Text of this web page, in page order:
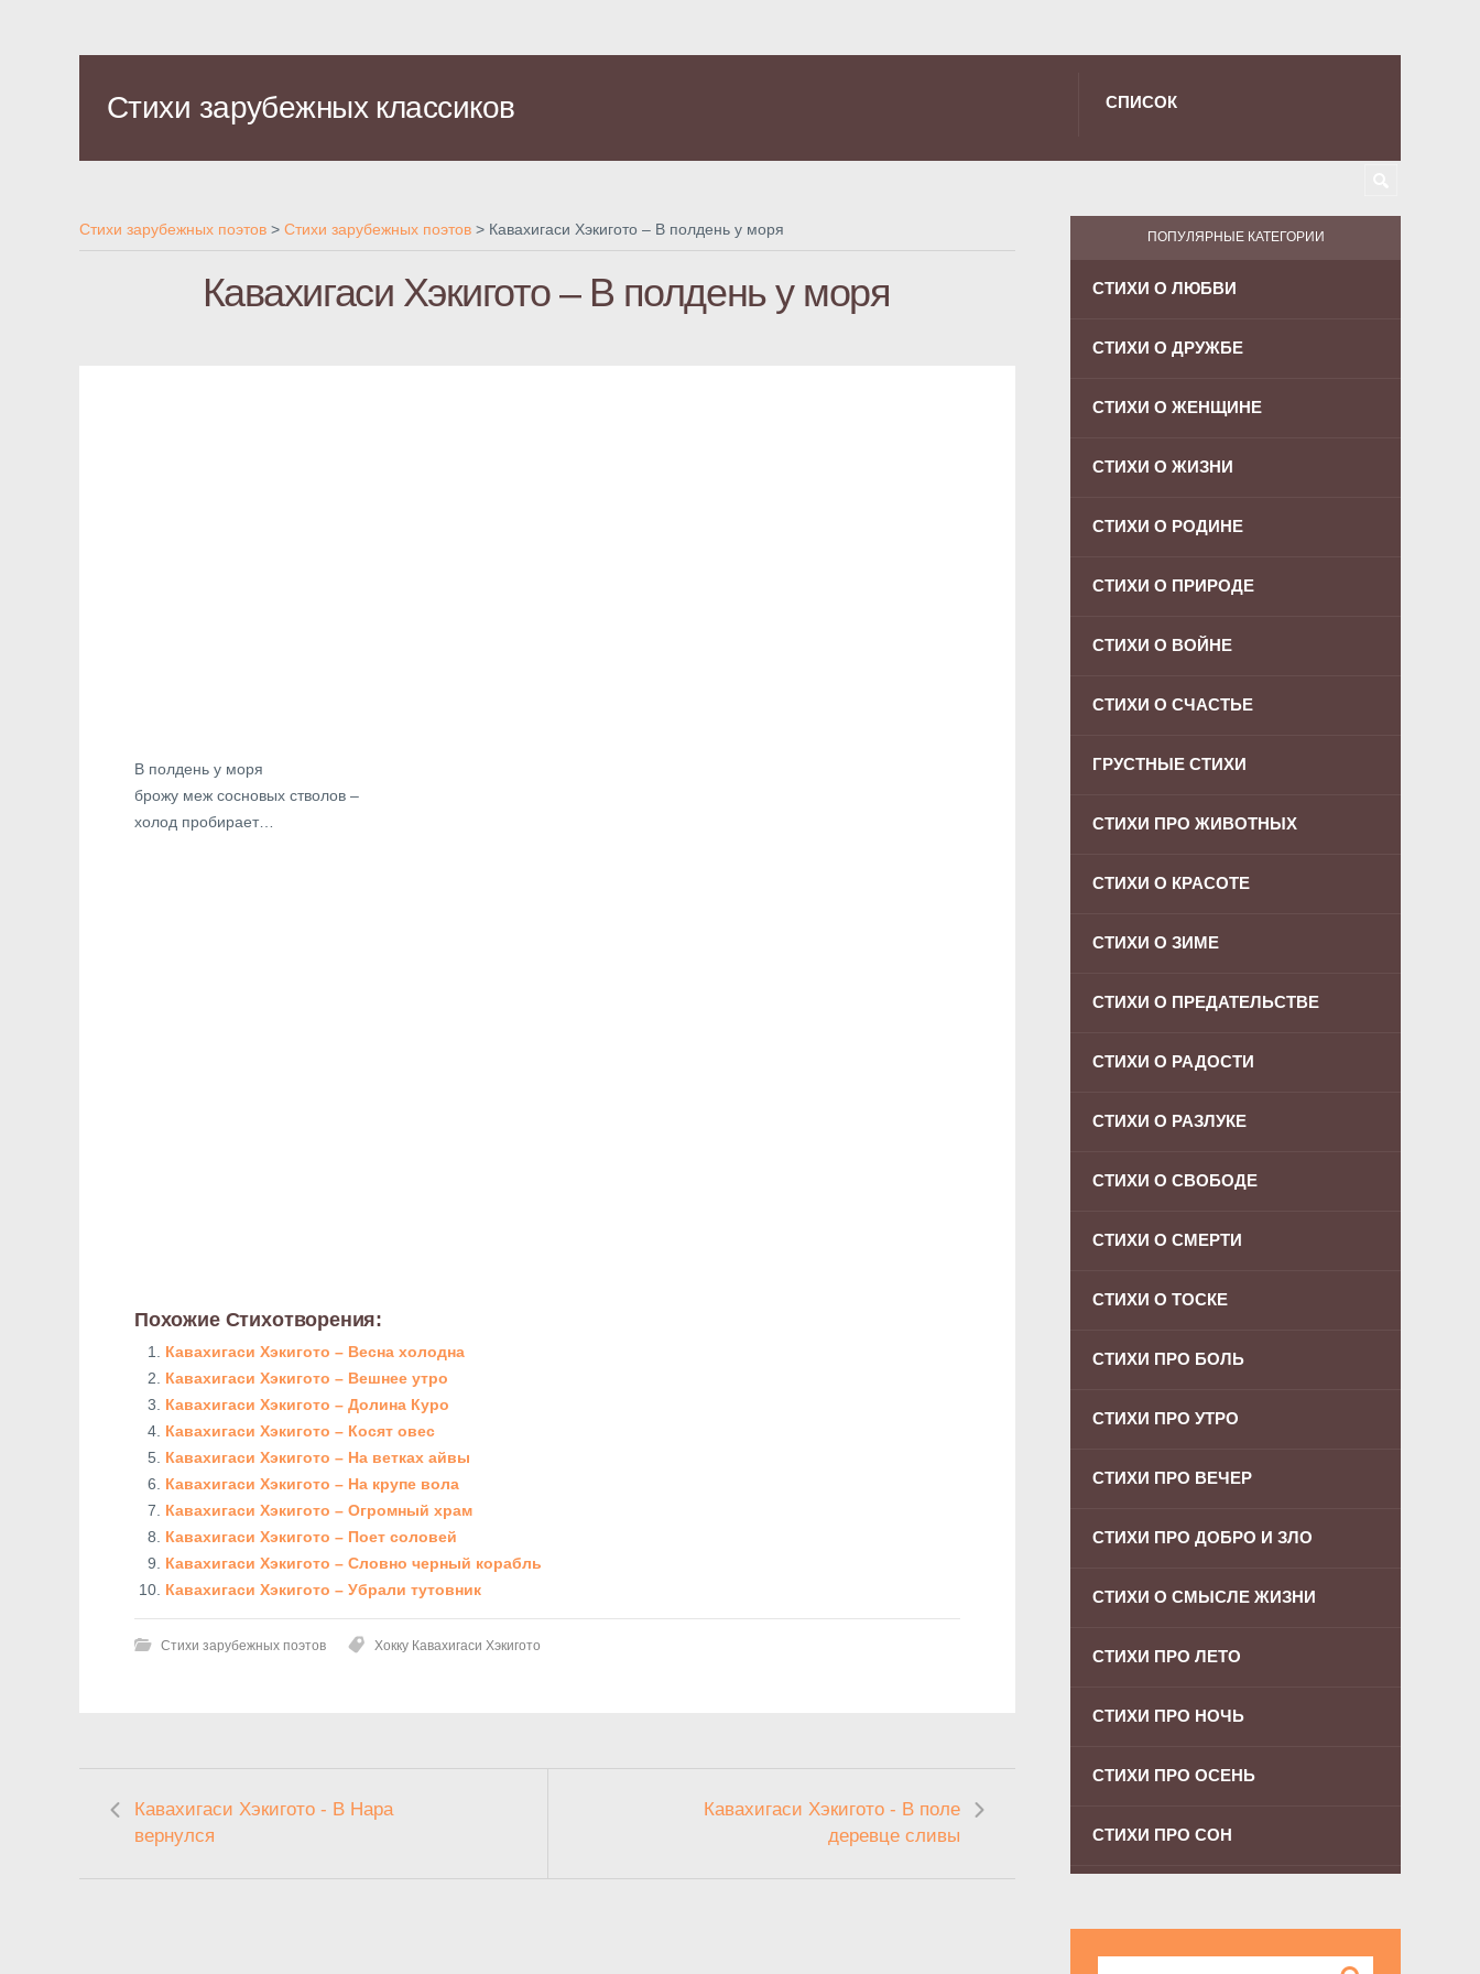
Стихи зарубежных классиков СПИСОК
Стихи зарубежных поэтов > Стихи зарубежных поэтов > Кавахигаси Хэкигото – В полдень у моря
Кавахигаси Хэкигото – В полдень у моря
В полдень у моря
брожу меж сосновых стволов –
холод пробирает…
Похожие Стихотворения:
Кавахигаси Хэкигото – Весна холодна
Кавахигаси Хэкигото – Вешнее утро
Кавахигаси Хэкигото – Долина Куро
Кавахигаси Хэкигото – Косят овес
Кавахигаси Хэкигото – На ветках айвы
Кавахигаси Хэкигото – На крупе вола
Кавахигаси Хэкигото – Огромный храм
Кавахигаси Хэкигото – Поет соловей
Кавахигаси Хэкигото – Словно черный корабль
Кавахигаси Хэкигото – Убрали тутовник
Стихи зарубежных поэтов Хокку Кавахигаси Хэкигото
Кавахигаси Хэкигото - В Нара
вернулся
Кавахигаси Хэкигото - В поле
деревце сливы
ПОПУЛЯРНЫЕ КАТЕГОРИИ
СТИХИ О ЛЮБВИ
СТИХИ О ДРУЖБЕ
СТИХИ О ЖЕНЩИНЕ
СТИХИ О ЖИЗНИ
СТИХИ О РОДИНЕ
СТИХИ О ПРИРОДЕ
СТИХИ О ВОЙНЕ
СТИХИ О СЧАСТЬЕ
ГРУСТНЫЕ СТИХИ
СТИХИ ПРО ЖИВОТНЫХ
СТИХИ О КРАСОТЕ
СТИХИ О ЗИМЕ
СТИХИ О ПРЕДАТЕЛЬСТВЕ
СТИХИ О РАДОСТИ
СТИХИ О РАЗЛУКЕ
СТИХИ О СВОБОДЕ
СТИХИ О СМЕРТИ
СТИХИ О ТОСКЕ
СТИХИ ПРО БОЛЬ
СТИХИ ПРО УТРО
СТИХИ ПРО ВЕЧЕР
СТИХИ ПРО ДОБРО И ЗЛО
СТИХИ О СМЫСЛЕ ЖИЗНИ
СТИХИ ПРО ЛЕТО
СТИХИ ПРО НОЧЬ
СТИХИ ПРО ОСЕНЬ
СТИХИ ПРО СОН